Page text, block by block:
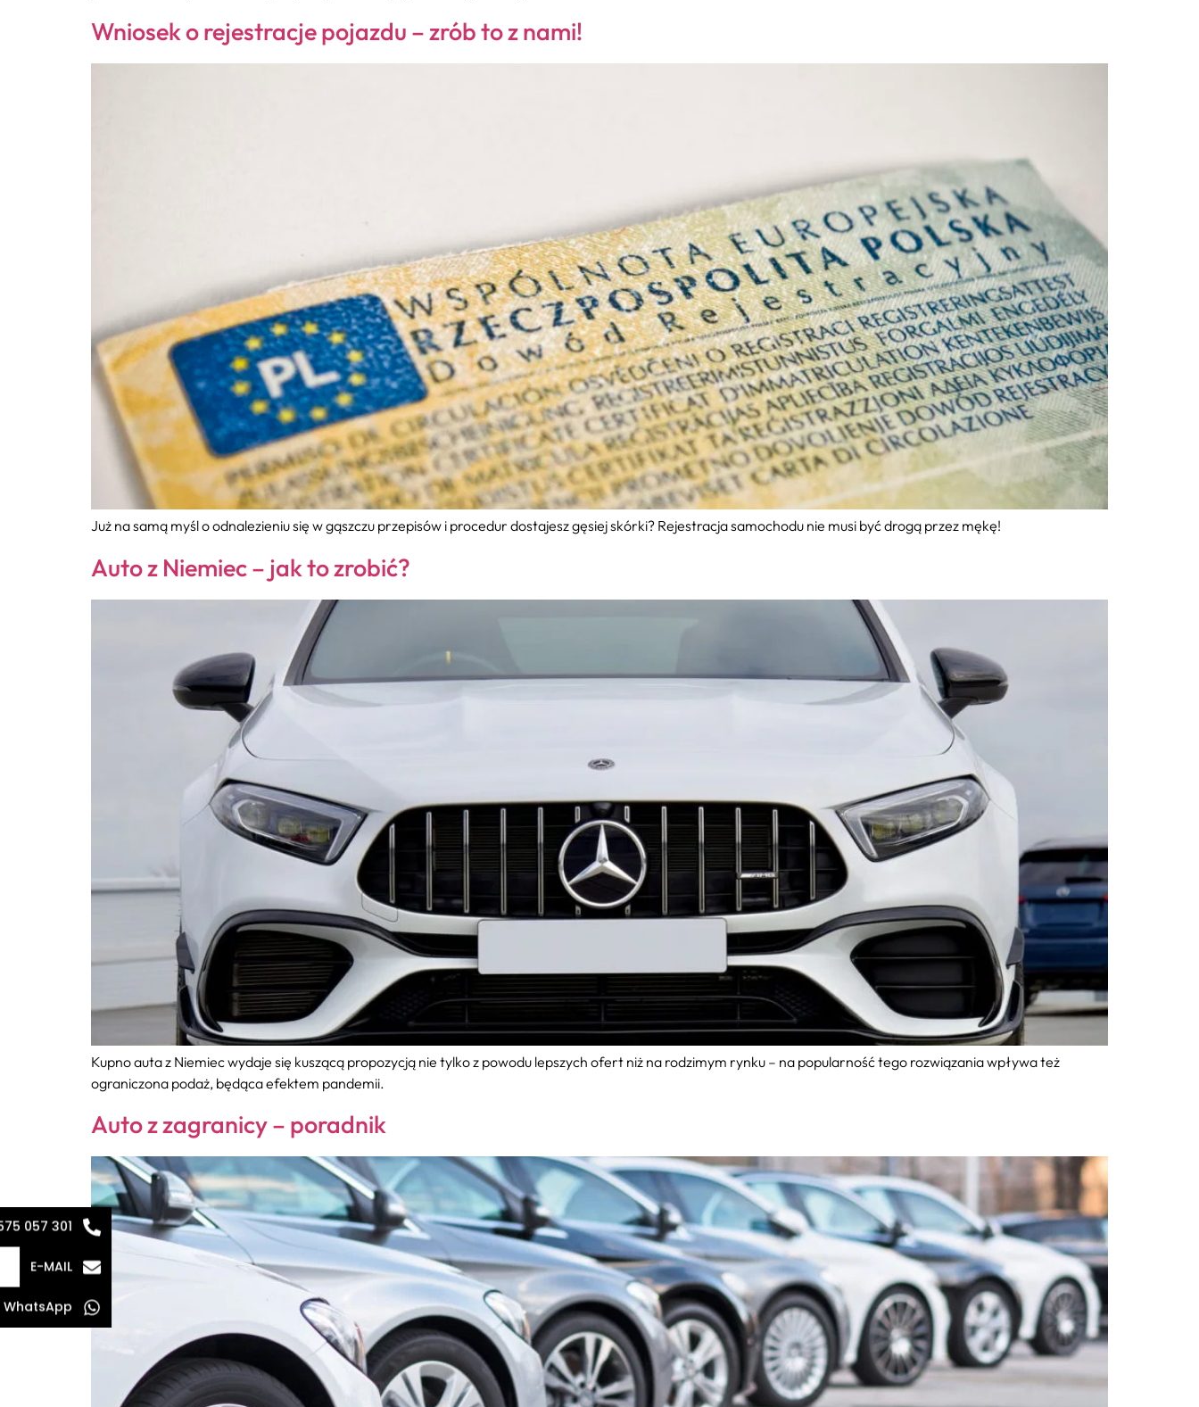
Wniosek o rejestracje pojazdu – zrób to z nami!
Już na samą myśl o odnalezieniu się w gąszczu przepisów i procedur dostajesz gęsiej skórki? Rejestracja samochodu nie musi być drogą przez mękę!
Auto z Niemiec – jak to zrobić?
Kupno auta z Niemiec wydaje się kuszącą propozycją nie tylko z powodu lepszych ofert niż na rodzimym rynku – na popularność tego rozwiązania wpływa też
ograniczona podaż, będąca efektem pandemii.
Auto z zagranicy – poradnik
057 301
E-MAIL
WhatsApp